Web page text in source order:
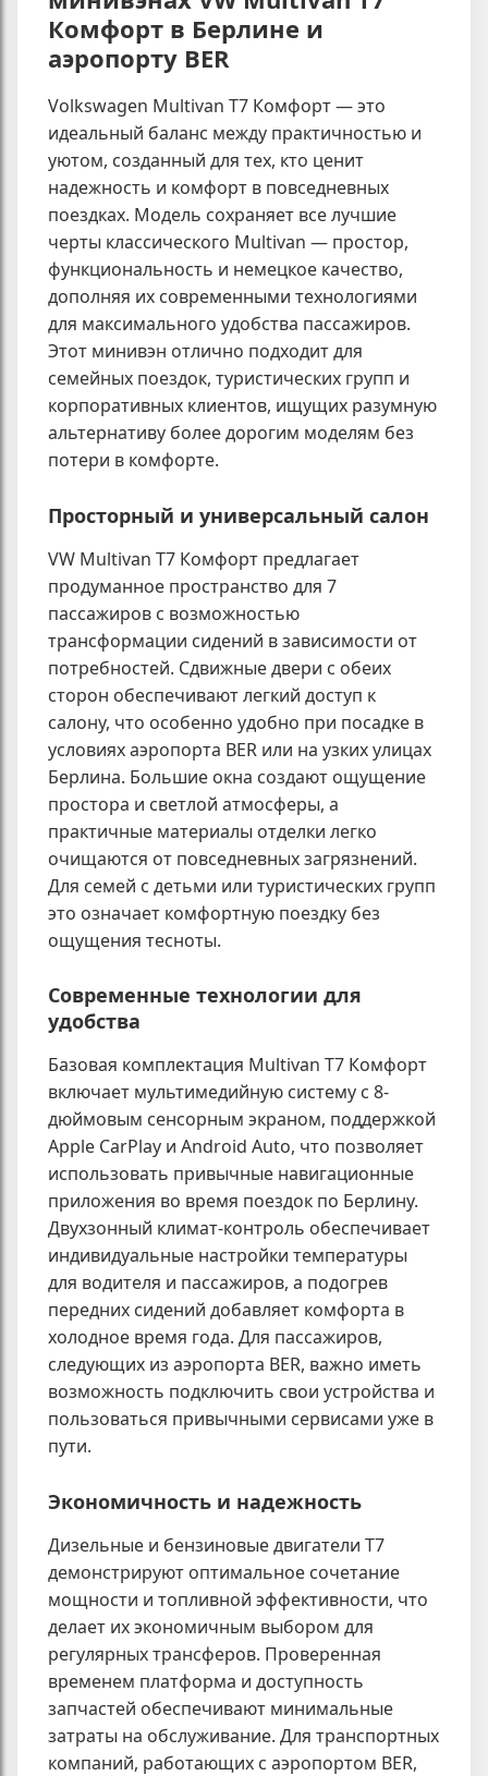
Комфорт в Берлине и
аэропорту BER
Volkswagen Multivan T7 Комфорт — это
идеальный баланс между практичностью и
уютом, созданный для тех, кто ценит
надежность и комфорт в повседневных
поездках. Модель сохраняет все лучшие
черты классического Multivan — простор,
функциональность и немецкое качество,
дополняя их современными технологиями
для максимального удобства пассажиров.
Этот минивэн отлично подходит для
семейных поездок, туристических групп и
корпоративных клиентов, ищущих разумную
альтернативу более дорогим моделям без
потери в комфорте.
Просторный и универсальный салон
VW Multivan T7 Комфорт предлагает
продуманное пространство для 7
пассажиров с возможностью
трансформации сидений в зависимости от
потребностей. Сдвижные двери с обеих
сторон обеспечивают легкий доступ к
салону, что особенно удобно при посадке в
условиях аэропорта BER или на узких улицах
Берлина. Большие окна создают ощущение
простора и светлой атмосферы, а
практичные материалы отделки легко
очищаются от повседневных загрязнений.
Для семей с детьми или туристических групп
это означает комфортную поездку без
ощущения тесноты.
Современные технологии для
удобства
Базовая комплектация Multivan T7 Комфорт
включает мультимедийную систему с 8-
дюймовым сенсорным экраном, поддержкой
Apple CarPlay и Android Auto, что позволяет
использовать привычные навигационные
приложения во время поездок по Берлину.
Двухзонный климат-контроль обеспечивает
индивидуальные настройки температуры
для водителя и пассажиров, а подогрев
передних сидений добавляет комфорта в
холодное время года. Для пассажиров,
следующих из аэропорта BER, важно иметь
возможность подключить свои устройства и
пользоваться привычными сервисами уже в
пути.
Экономичность и надежность
Дизельные и бензиновые двигатели T7
демонстрируют оптимальное сочетание
мощности и топливной эффективности, что
делает их экономичным выбором для
регулярных трансферов. Проверенная
временем платформа и доступность
запчастей обеспечивают минимальные
затраты на обслуживание. Для транспортных
компаний, работающих с аэропортом BER,